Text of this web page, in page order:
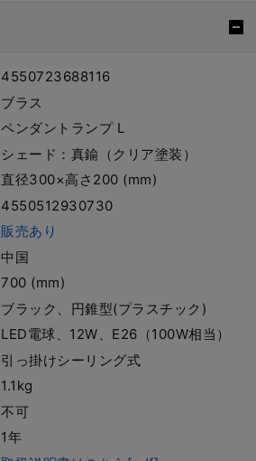
4550723688116
ブラス
ペンダントランプ L
シェード：真鍮（クリア塗装）
直径300×高さ200 (mm)
4550512930730
販売あり
中国
700 (mm)
ブラック、円錐型(プラスチック)
LED電球、12W、E26（100W相当）
引っ掛けシーリング式
1.1kg
不可
1年